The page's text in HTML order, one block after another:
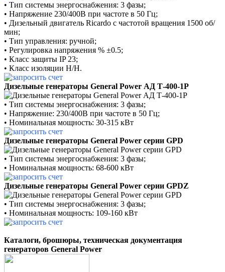
• Тип системы энергоснабжения: 3 фазы;
• Напряжение 230/400В при частоте в 50 Гц;
• Дизельный двигатель Ricardo c частотой вращения 1500 об/
мин;
• Тип управления: ручной;
• Регулировка напряжения % ±0.5;
• Класс защиты IP 23;
• Класс изоляции H/H.
Дизельные генераторы General Power АД Т-400-1Р
• Тип системы энергоснабжения: 3 фазы;
• Напряжение: 230/400В при частоте в 50 Гц;
• Номинальная мощность: 30-315 кВт
Дизельные генераторы General Power серии GPD
• Тип системы энергоснабжения: 3 фазы;
• Номинальная мощность: 68-600 кВт
Дизельные генераторы General Power серии GPDZ
• Тип системы энергоснабжения: 3 фазы;
• Номинальная мощность: 109-160 кВт
Каталоги, брошюры, техническая документация
генераторов General Power